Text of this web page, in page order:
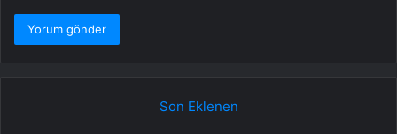
Son Eklenen